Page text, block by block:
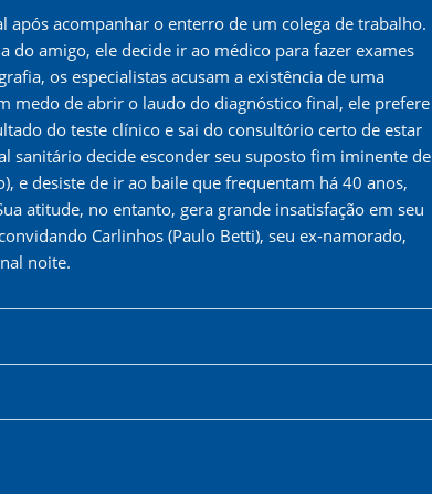
após acompanhar o enterro de um colega de trabalho.
do amigo, ele decide ir ao médico para fazer exames
os especialistas acusam a existência de uma
medo de abrir o laudo do diagnóstico final, ele prefere
do teste clínico e sai do consultório certo de estar
sanitário decide esconder seu suposto fim iminente de
e desiste de ir ao baile que frequentam há 40 anos,
atitude, no entanto, gera grande insatisfação em seu
Carlinhos (Paulo Betti), seu ex-namorado,
noite.